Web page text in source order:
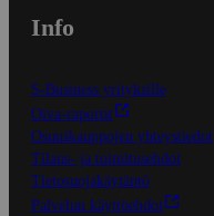
Info
S-Business yrityksille
Oiva-raportit
Osuuskauppojen yhteystiedot
Tilaus- ja toimitusehdot
Tietosuojakäytäntö
Palvelun käyttöehdot